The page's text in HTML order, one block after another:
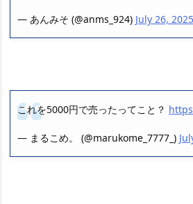
— あんみそ (@anms_924) July 26, 2025
これを5000円で売ったってこと？
— まるこめ。 (@marukome_7777_)